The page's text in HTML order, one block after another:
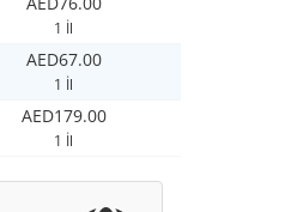
1 İl
AED67.00
1 İl
AED179.00
1 İl